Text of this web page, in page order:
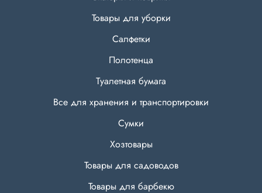
Товары для уборки
Салфетки
Полотенца
Туалетная бумага
Все для хранения и транспортировки
Сумки
Хозтовары
Товары для садоводов
Товары для барбекю